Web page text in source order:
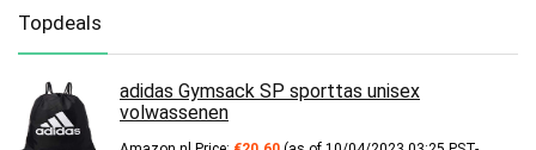
Topdeals
adidas Gymsack SP sporttas unisex
volwassenen